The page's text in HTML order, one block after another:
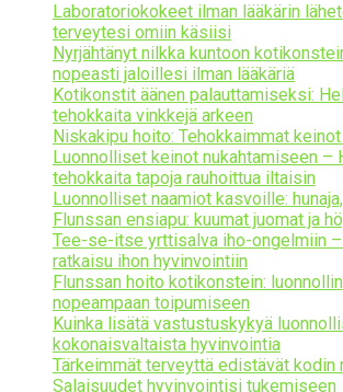
Laboratoriokokeet ilman lääkärin
terveytesi omiin käsiisi
Nyrjähtänyt nilkka kuntoon
nopeasti jaloillesi ilman lääkäriä
Kotikonstit äänen palauttamiseksi:
tehokkaita vinkkejä arkeen
Niskakipu hoito: Tehokkaimmat
Luonnolliset keinot nukahtamiseen –
tehokkaita tapoja rauhoittua iltaisin
Luonnolliset naamiot kasvoille:
Flunssan ensiapu: kuumat juomat ja
Tee-se-itse yrttisalva iho-ongelmiin
ratkaisu ihon hyvinvointiin
Flunssan hoito kotikonstein:
nopeampaan toipumiseen
Kuinka lisätä vastustuskykyä
kokonaisvaltaista hyvinvointia
Tärkeimmät terveyttä edistävät kodin
Salaisuudet hyvinvointisi tukemiseen